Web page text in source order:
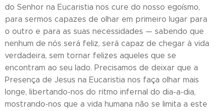
do Senhor na Eucaristia nos cure do nosso egoísmo,
para sermos capazes de olhar em primeiro lugar para
o outro e para as suas necessidades — sabendo que
nenhum de nós será feliz, será capaz de chegar à vida
verdadeira, sem tornar felizes aqueles que se
encontram ao seu lado. Precisamos de deixar que a
Presença de Jesus na Eucaristia nos faça olhar mais
longe, libertando-nos do ritmo infernal do dia-a-dia,
mostrando-nos que a vida humana não se limita a este